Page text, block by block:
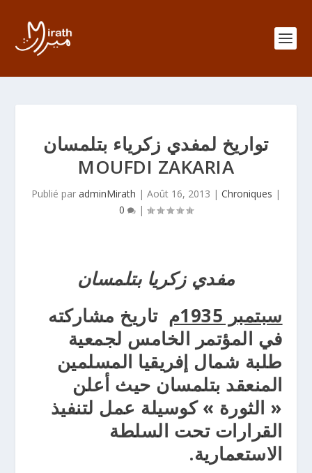
تواريخ لمفدي زكرياء بتلمسان
MOUFDI ZAKARIA
Publié par adminMirath | Août 16, 2013 | Chroniques |
0
|
مفدي زكريا بتلمسان
سبتمبر 1935م
تاريخ مشاركته
في المؤتمر الخامس لجمعية
طلبة شمال إفريقيا المسلمين
المنعقد بتلمسان حيث أعلن
« الثورة » كوسيلة عمل لتنفيذ
القرارات تحت السلطة
الاستعمارية.